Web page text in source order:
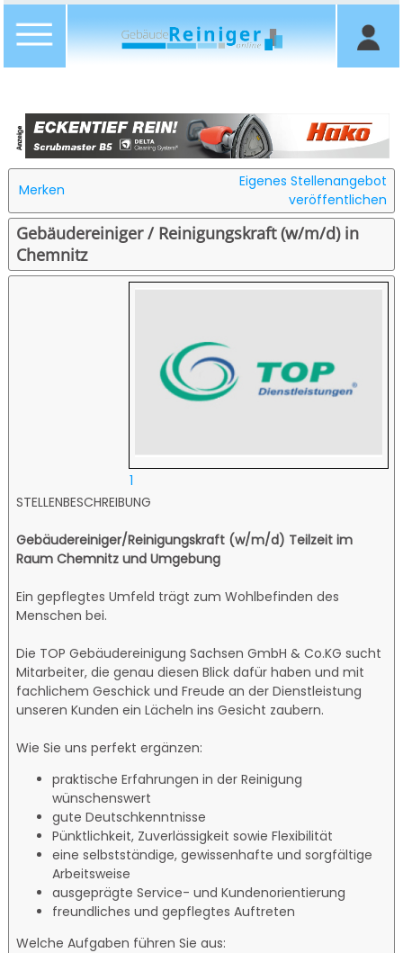
Merken
Eigenes Stellenangebot
veröffentlichen
Gebäudereiniger / Reinigungskraft (w/m/d) in
Chemnitz
1
STELLENBESCHREIBUNG
Gebäudereiniger/Reinigungskraft (w/m/d) Teilzeit im
Raum Chemnitz und Umgebung
Ein gepflegtes Umfeld trägt zum Wohlbefinden des
Menschen bei.
Die TOP Gebäudereinigung Sachsen GmbH & Co.KG sucht
Mitarbeiter, die genau diesen Blick dafür haben und mit
fachlichem Geschick und Freude an der Dienstleistung
unseren Kunden ein Lächeln ins Gesicht zaubern.
Wie Sie uns perfekt ergänzen:
praktische Erfahrungen in der Reinigung
wünschenswert
gute Deutschkenntnisse
Pünktlichkeit, Zuverlässigkeit sowie Flexibilität
eine selbstständige, gewissenhafte und sorgfältige
Arbeitsweise
ausgeprägte Service- und Kundenorientierung
freundliches und gepflegtes Auftreten
Welche Aufgaben führen Sie aus: